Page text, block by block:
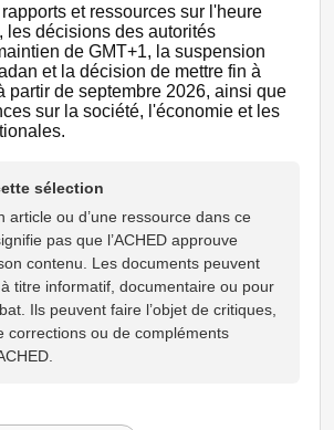
et ressources sur l'heure
les décisions des autorités
de GMT+1, la suspension
et la décision de mettre fin à
partir de septembre 2026, ainsi que
sur la société, l'économie et les
sélection
article ou d’une ressource dans ce
pas que l’ACHED approuve
contenu. Les documents peuvent
titre informatif, documentaire ou pour
Ils peuvent faire l’objet de critiques,
corrections ou de compléments